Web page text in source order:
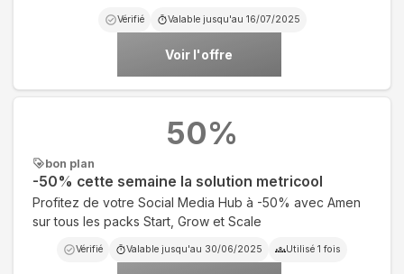
Vérifié Valable jusqu'au 16/07/2025
Voir l'offre
bon plan
-50% cette semaine la solution metricool
Profitez de votre Social Media Hub à -50% avec Amen
sur tous les packs Start, Grow et Scale
Vérifié Valable jusqu'au 30/06/2025 Utilisé 1 fois
50%